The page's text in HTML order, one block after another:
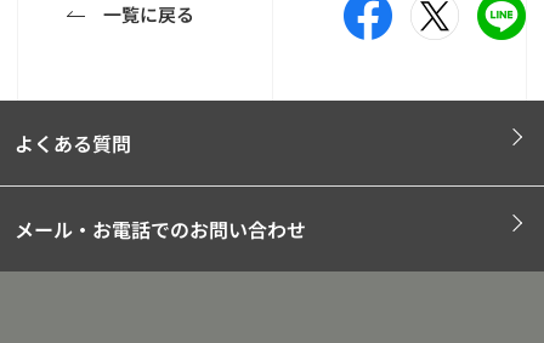
一覧に戻る
よくある質問
メール・お電話でのお問い合わせ